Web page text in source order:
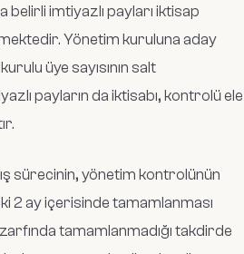
belirli imtiyazlı payları iktisap
Yönetim kuruluna aday
üye sayısının salt
payların da iktisabı, kontrolü ele
sürecinin, yönetim kontrolünün
2 ay içerisinde tamamlanması
tamamlanmadığı takdirde